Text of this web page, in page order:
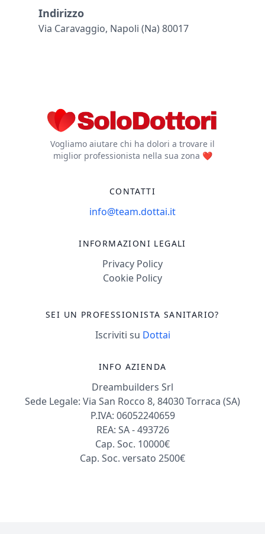
Indirizzo
Via Caravaggio, Napoli (na) 80017
Vogliamo aiutare chi ha dolori a trovare il
miglior professionista nella sua zona ❤️
CONTATTI
info@team.dottai.it
INFORMAZIONI LEGALI
Privacy Policy
Cookie Policy
SEI UN PROFESSIONISTA SANITARIO?
Iscriviti su Dottai
INFO AZIENDA
Dreambuilders Srl
Sede Legale: Via San Rocco 8, 84030 Torraca (SA)
P.IVA: 06052240659
REA: SA - 493726
Cap. Soc. 10000€
Cap. Soc. versato 2500€